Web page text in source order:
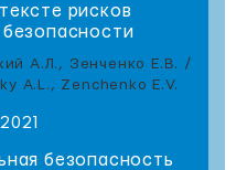
рисков
А.Л., Зенченко Е.В. /
A.L., Zenchenko E.V.
безопасность